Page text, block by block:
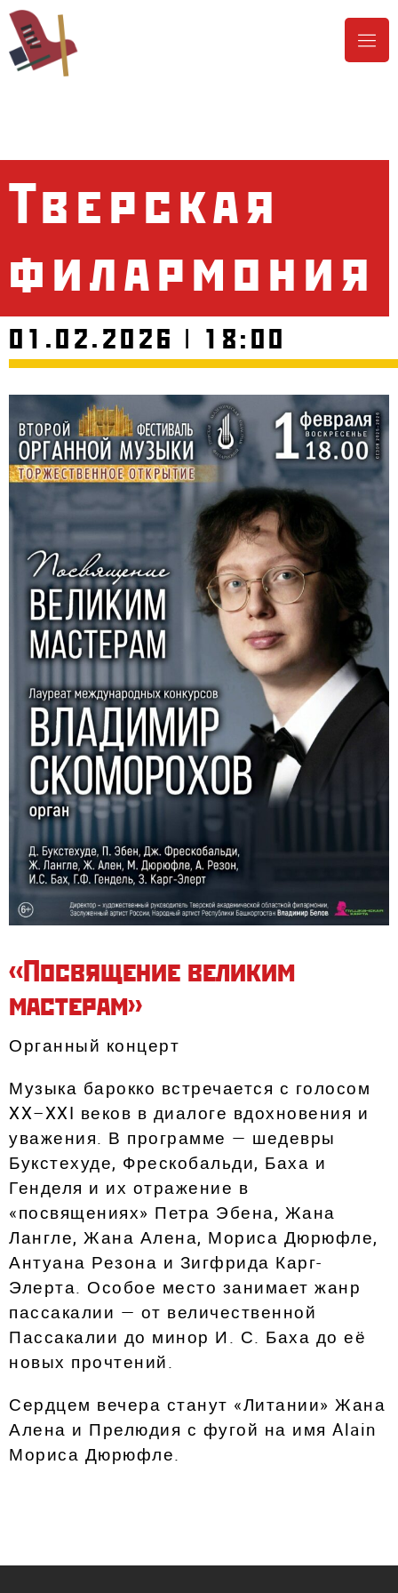
Тверская
филармония
01.02.2026 | 18:00
«Посвящение великим
мастерам»
Органный концерт
Музыка барокко встречается с голосом
XX–XXI веков в диалоге вдохновения и
уважения. В программе — шедевры
Букстехуде, Фрескобальди, Баха и
Генделя и их отражение в
«посвящениях» Петра Эбена, Жана
Лангле, Жана Алена, Мориса Дюрюфле,
Антуана Резона и Зигфрида Карг-
Элерта. Особое место занимает жанр
пассакалии — от величественной
Пассакалии до минор И. С. Баха до её
новых прочтений.
Сердцем вечера станут «Литании» Жана
Алена и Прелюдия с фугой на имя Alain
Мориса Дюрюфле.